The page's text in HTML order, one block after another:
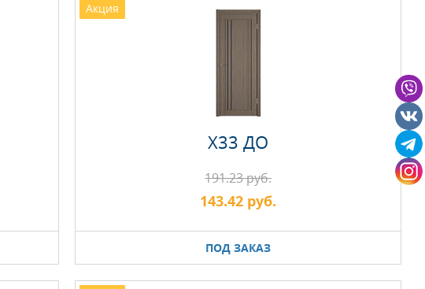
Акция
Х33 ДО
ПОД ЗАКАЗ
191.23 руб.
143.42 руб.